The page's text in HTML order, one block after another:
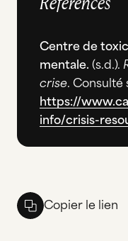
Centre de
mentale. (s.d.).
crise. Consulté
https://
info/crisis-
Copier le lien